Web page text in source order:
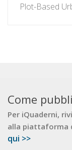
Plot-Based
Come
Per iQuaderni,
alla piattaforma
qui >>